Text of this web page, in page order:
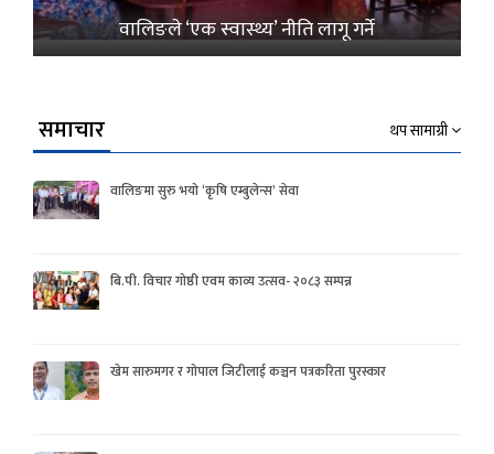
वालिङले ‘एक स्वास्थ्य’ नीति लागू गर्ने
समाचार थप सामाग्री
वालिङमा सुरु भयो ‘कृषि एम्बुलेन्स’ सेवा
बि.पी. विचार गोष्ठी एवम काव्य उत्सव- २०८३ सम्पन्न
खेम सारुमगर र गोपाल जिटीलाई कञ्चन पत्रकरिता पुरस्कार